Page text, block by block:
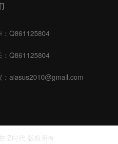
：Q861125804
：Q861125804
：aiasus2010@gmail.com
Z时代 版权所有